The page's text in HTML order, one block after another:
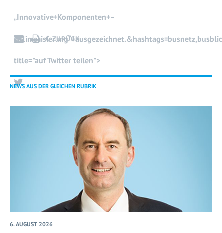
„Innovative+Komponenten+–
title="auf Twitter teilen">
ZURÜCK
NEWS AUS DER GLEICHEN RUBRIK
6. AUGUST 2026